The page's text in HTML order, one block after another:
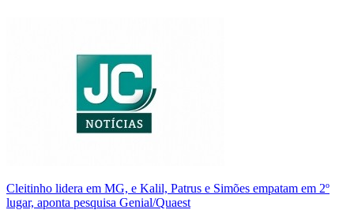
Cleitinho lidera em MG, e Kalil, Patrus e Simões empatam em 2º
lugar, aponta pesquisa Genial/Quaest